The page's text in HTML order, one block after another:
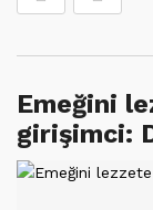
Emeğini
girişimci: